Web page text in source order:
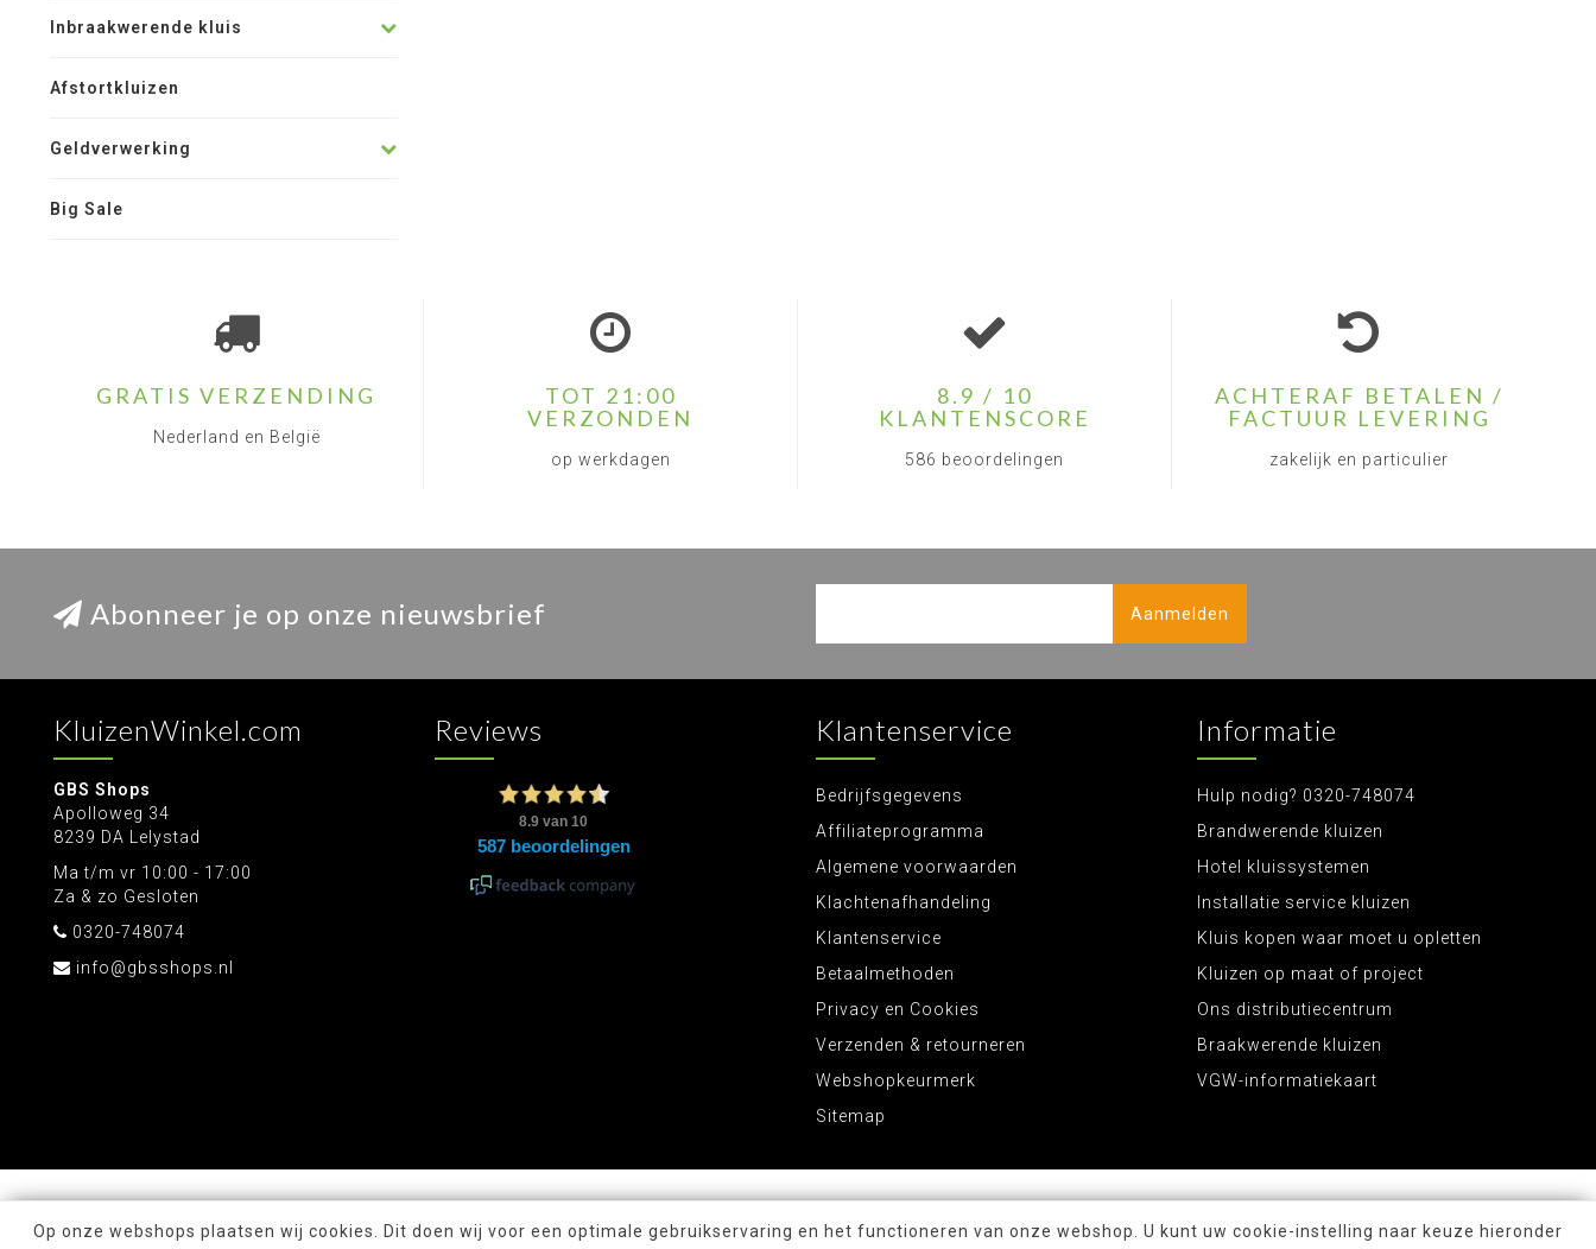
Inbraakwerende kluis
Afstortkluizen
Geldverwerking
Big Sale
GRATIS VERZENDING
Nederland en België
TOT 21:00
VERZONDEN
op werkdagen
8.9 / 10
KLANTENSCORE
586 beoordelingen
ACHTERAF BETALEN /
FACTUUR LEVERING
zakelijk en particulier
Abonneer je op onze nieuwsbrief Aanmelden
KluizenWinkel.com
GBS Shops
Apolloweg 34
8239 DA Lelystad
Ma t/m vr 10:00 - 17:00
Za & zo Gesloten
0320-748074
info@gbsshops.nl
Reviews Klantenservice
Bedrijfsgegevens
Affiliateprogramma
Algemene voorwaarden
Klachtenafhandeling
Klantenservice
Betaalmethoden
Privacy en Cookies
Verzenden & retourneren
Webshopkeurmerk
Sitemap
Informatie
Hulp nodig? 0320-748074
Brandwerende kluizen
Hotel kluissystemen
Installatie service kluizen
Kluis kopen waar moet u opletten
Kluizen op maat of project
Ons distributiecentrum
Braakwerende kluizen
VGW-informatiekaart
Op onze webshops plaatsen wij cookies. Dit doen wij voor een optimale gebruikservaring en het functioneren van onze webshop. U kunt uw cookie-instelling naar keuze hieronder